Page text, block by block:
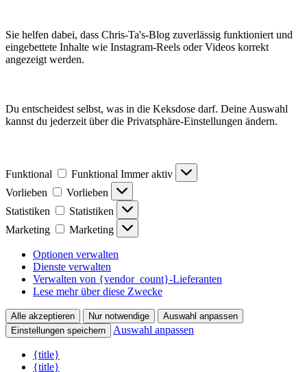
Sie helfen dabei, dass Chris-Ta's-Blog zuverlässig funktioniert und
eingebettete Inhalte wie Instagram-Reels oder Videos korrekt
angezeigt werden.
Du entscheidest selbst, was in die Keksdose darf. Deine Auswahl
kannst du jederzeit über die Privatsphäre-Einstellungen ändern.
Funktional Funktional Immer aktiv
Vorlieben
Vorlieben
Statistiken
Statistiken
Marketing
Marketing
Optionen verwalten
Dienste verwalten
Verwalten von {vendor_count}-Lieferanten
Lese mehr über diese Zwecke
Alle akzeptieren Nur notwendige
Auswahl anpassen
Einstellungen speichern
Auswahl anpassen
{title}
{title}